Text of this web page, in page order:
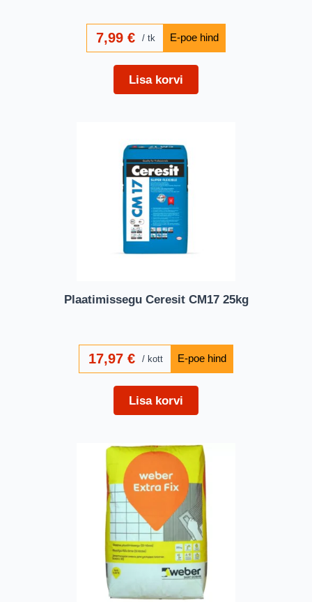
7,99€ tk
Lisa korvi
Plaatimissegu Ceresit CM17 25kg
17,97€ kott
Lisa korvi